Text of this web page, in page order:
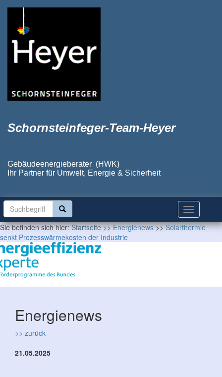
Schornsteinfeger-Team-Heyer
Gebäudeenergieberater (HWK)
Ihr Partner für Umwelt, Energie & Sicherheit
Sie befinden sich hier:Startseite>>Energienews>>Solarthermie
senkt Prozesswärmekosten der Industrie
Energienews
>> zurück
21.05.2025